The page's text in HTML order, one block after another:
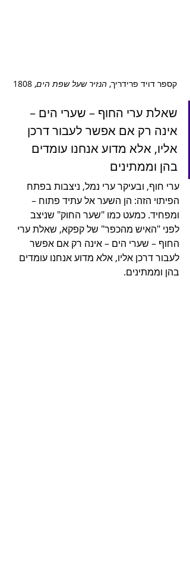
קספר דויד פרידריך, הנזיר שעל שפת הים, 1808
שאלת ערי החוף – שערי הים –
אינה רק אם אפשר לעבור דרכן
אליו, אלא מדוע אנחנו עומדים
בהן וממתינים
ערי חוף, ובעיקר ערי נמל, ניצבות בפתח
הפיתוי הזה: הן השער אל עתיד פתוח –
ומפחיד. כמעט כמו "שער החוק" שניצב
לפני "האיש מהכפר" של קפקא, שאלת ערי
החוף – שערי הים – אינה רק אם אפשר
לעבור דרכן אליו, אלא מדוע אנחנו עומדים
בהן וממתינים.